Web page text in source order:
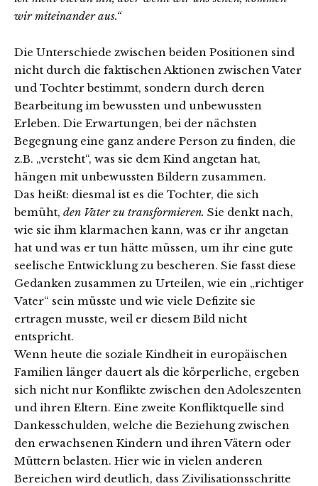
wir miteinander aus.“
Die Unterschiede zwischen beiden Positionen sind
nicht durch die faktischen Aktionen zwischen Vater
und Tochter bestimmt, sondern durch deren
Bearbeitung im bewussten und unbewussten
Erleben. Die Erwartungen, bei der nächsten
Begegnung eine ganz andere Person zu finden, die
z.B. „versteht“, was sie dem Kind angetan hat,
hängen mit unbewussten Bildern zusammen.
Das heißt: diesmal ist es die Tochter, die sich
bemüht, den Vater zu transformieren. Sie denkt nach,
wie sie ihm klarmachen kann, was er ihr angetan
hat und was er tun hätte müssen, um ihr eine gute
seelische Entwicklung zu bescheren. Sie fasst diese
Gedanken zusammen zu Urteilen, wie ein „richtiger
Vater“ sein müsste und wie viele Defizite sie
ertragen musste, weil er diesem Bild nicht
entspricht.
Wenn heute die soziale Kindheit in europäischen
Familien länger dauert als die körperliche, ergeben
sich nicht nur Konflikte zwischen den Adoleszenten
und ihren Eltern. Eine zweite Konfliktquelle sind
Dankesschulden, welche die Beziehung zwischen
den erwachsenen Kindern und ihren Vätern oder
Müttern belasten. Hier wie in vielen anderen
Bereichen wird deutlich, dass Zivilisationsschritte